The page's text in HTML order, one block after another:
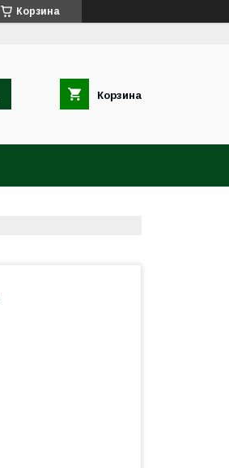
Корзина
Корзина